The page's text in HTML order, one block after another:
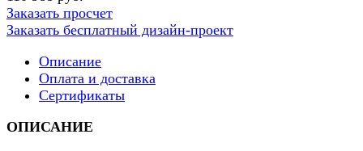
Заказать просчет
Заказать бесплатный дизайн-проект
Описание
Оплата и доставка
Сертификаты
ОПИСАНИЕ